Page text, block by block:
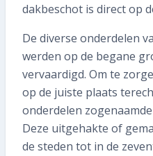
dakbeschot is direct op
De diverse onderdelen
werden op de begane
vervaardigd. Om te
op de juiste plaats
onderdelen
Deze uitgehakte of
de steden tot in de